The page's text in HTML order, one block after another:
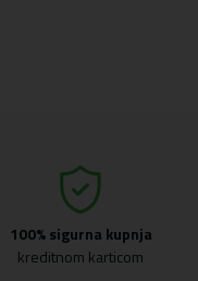
100% sigurna kupnja
kreditnom karticom